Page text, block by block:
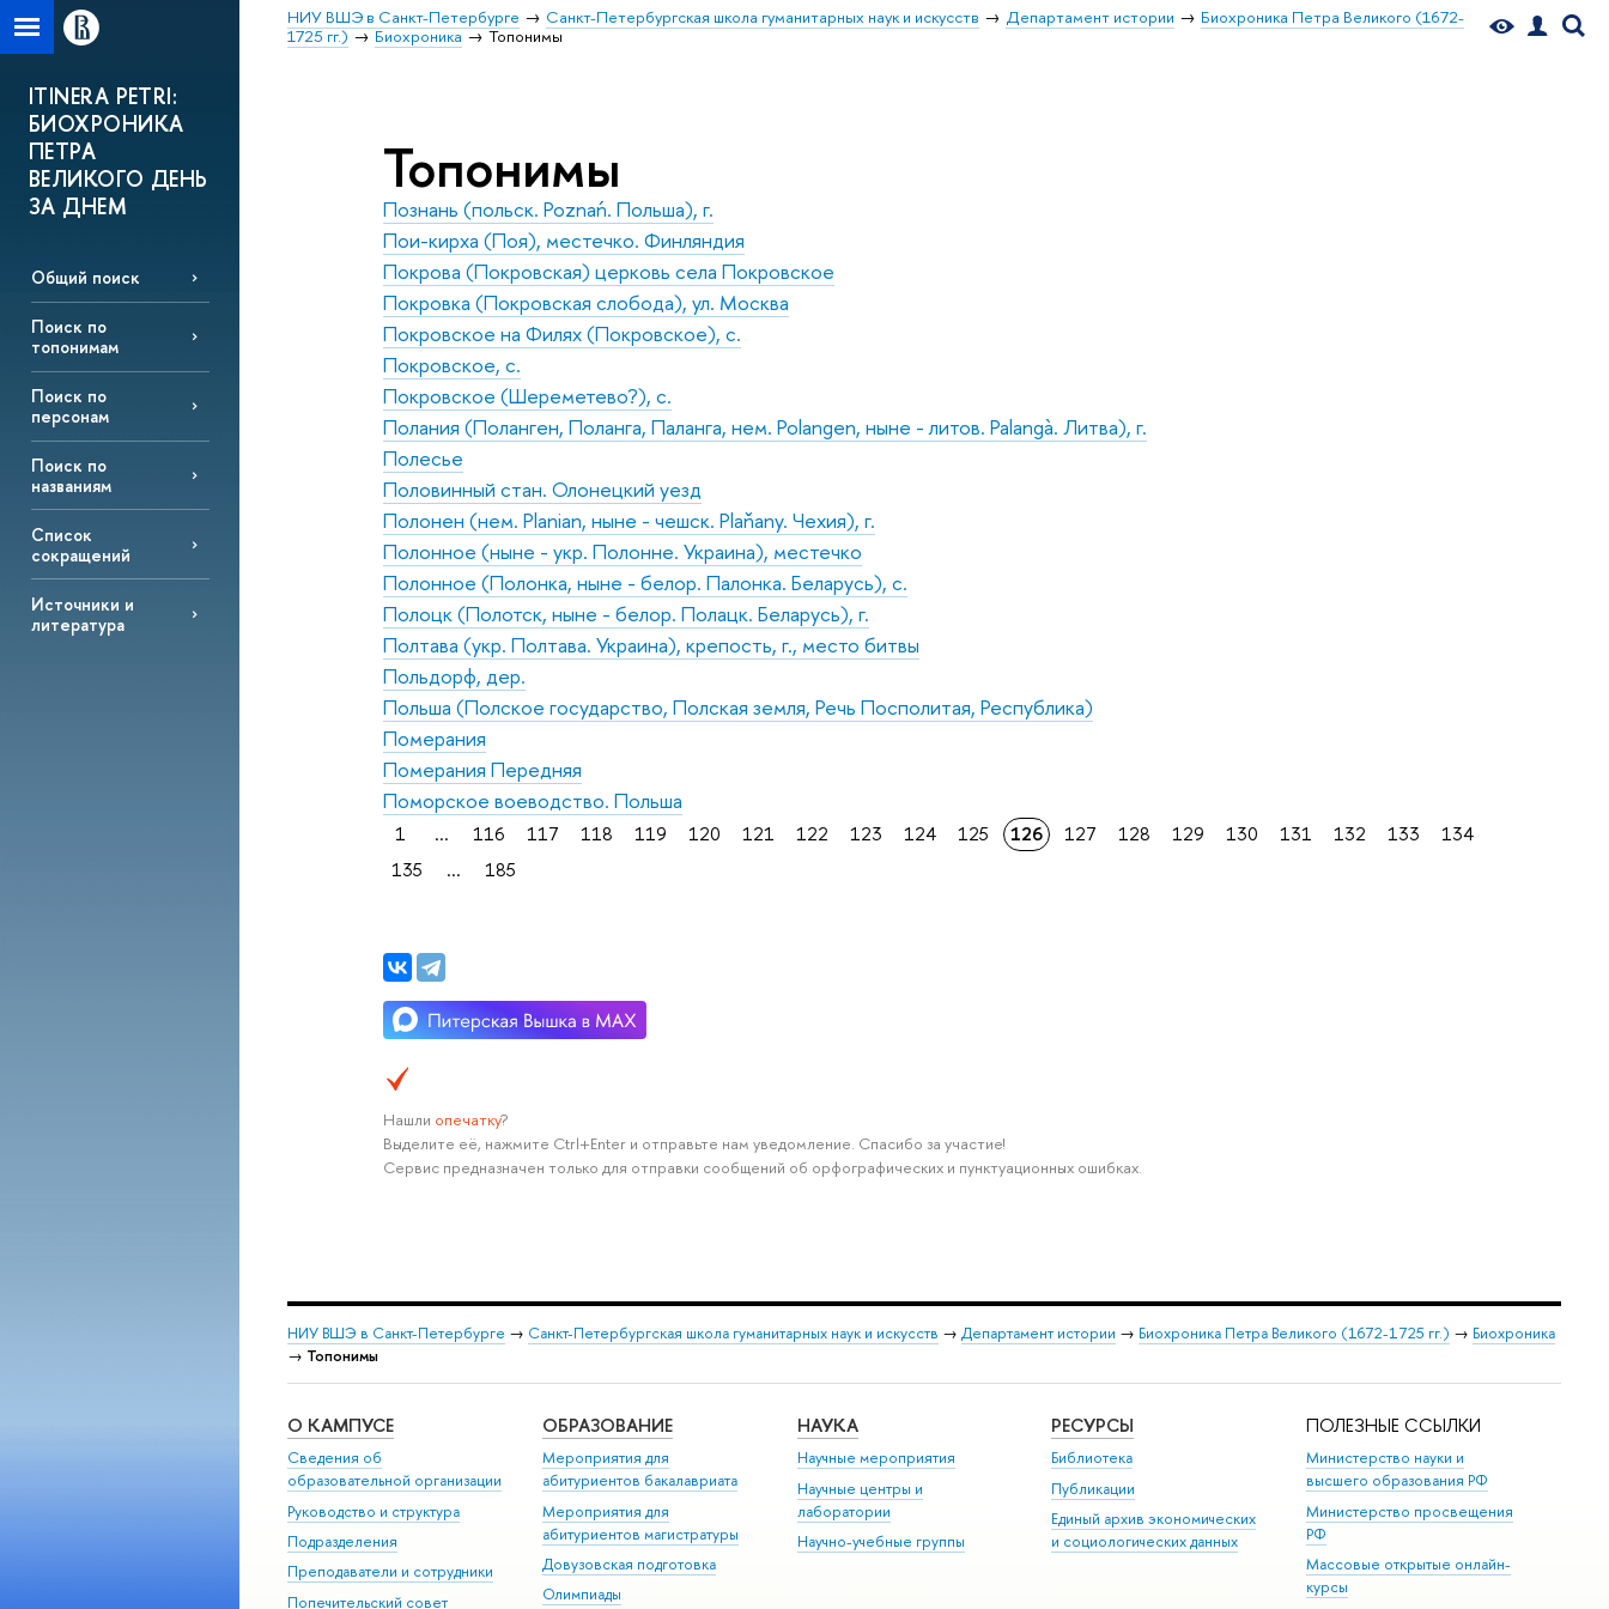
НИУ ВШЭ в Санкт-Петербурге Санкт-Петербургская школа гуманитарных наук и искусств Департамент истории
Биохроника Петра Великого (1672-
1725 гг.)
Биохроника Топонимы
ITINERA PETRI:
БИОХРОНИКА
ПЕТРА
ВЕЛИКОГО ДЕНЬ
ЗА ДНЕМ
Общий поиск
Поиск по
топонимам
Поиск по
персонам
Поиск по
названиям
Список
сокращений
Источники и
литература
Топонимы
Познань (польск. Poznań. Польша), г.
Пои-кирха (Поя), местечко. Финляндия
Покрова (Покровская) церковь села Покровское
Покровка (Покровская слобода), ул. Москва
Покровское на Филях (Покровское), с.
Покровское, с.
Покровское (Шереметево?), с.
Полания (Поланген, Поланга, Паланга, нем. Polangen, ныне - литов. Palangà. Литва), г.
Полесье
Половинный стан. Олонецкий уезд
Полонен (нем. Planian, ныне - чешск. Plaňany. Чехия), г.
Полонное (ныне - укр. Полонне. Украина), местечко
Полонное (Полонка, ныне - белор. Палонка. Беларусь), с.
Полоцк (Полотск, ныне - белор. Полацк. Беларусь), г.
Полтава (укр. Полтава. Украина), крепость, г., место битвы
Польдорф, дер.
Польша (Полское государство, Полская земля, Речь Посполитая, Республика)
Померания
Померания Передняя
Поморское воеводство. Польша
1 ... 116 117 118 119 120 121 122 123 124 125 126 127 128 129 130 131 132 133
134
135
... 185
Нашли опечатку?
Выделите её, нажмите Ctrl+Enter и отправьте нам уведомление. Спасибо за участие!
Сервис предназначен только для отправки сообщений об орфографических и пунктуационных ошибках.
НИУ ВШЭ в Санкт-Петербурге → Санкт-Петербургская школа гуманитарных наук и искусств → Департамент истории → Биохроника Петра Великого (1672-1725 гг.) → Биохроника
→ Топонимы
О КАМПУСЕ
Сведения об
образовательной организации
Руководство и структура
Подразделения
Преподаватели и сотрудники
Попечительский совет
ОБРАЗОВАНИЕ
Мероприятия для
абитуриентов бакалавриата
Мероприятия для
абитуриентов магистратуры
Довузовская подготовка
Олимпиады
НАУКА
Научные мероприятия
Научные центры и
лаборатории
Научно-учебные группы
РЕСУРСЫ
Библиотека
Публикации
Единый архив экономических
и социологических данных
ПОЛЕЗНЫЕ ССЫЛКИ
Министерство науки и
высшего образования РФ
Министерство просвещения
РФ
Массовые открытые онлайн-
курсы